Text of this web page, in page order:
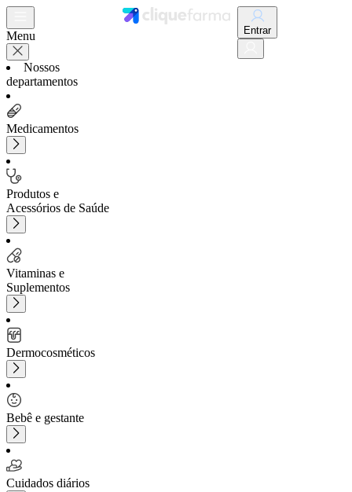
Menu
Nossos
departamentos
Medicamentos
Produtos e
Acessórios de Saúde
Vitaminas e
Suplementos
Dermocosméticos
Bebê e gestante
Cuidados diários
Entrar